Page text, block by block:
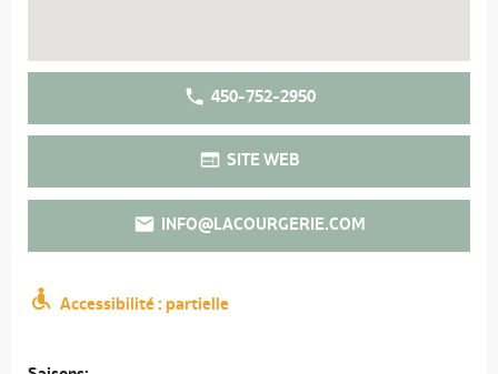
450-752-2950
SITE WEB
INFO@LACOURGERIE.COM
Accessibilité : partielle